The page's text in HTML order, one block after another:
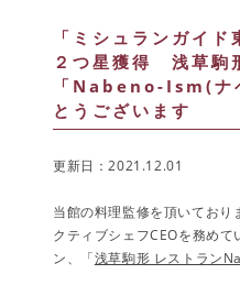
「ミシュランガイ
２つ星獲得 浅草駒
「Nabeno-Ism(ナ
とうございます
更新日：2021.12.01
当館の料理監修を頂いてお
クティブシェフCEOを務め
ン、「浅草駒形 レストラン